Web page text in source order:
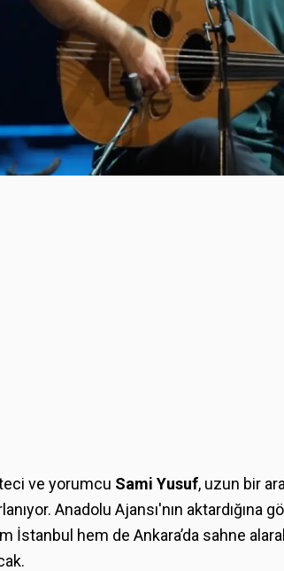
ve yorumcu Sami Yusuf, uzun bir
Anadolu Ajansı'nın aktardığına
İstanbul hem de Ankara’da sahne